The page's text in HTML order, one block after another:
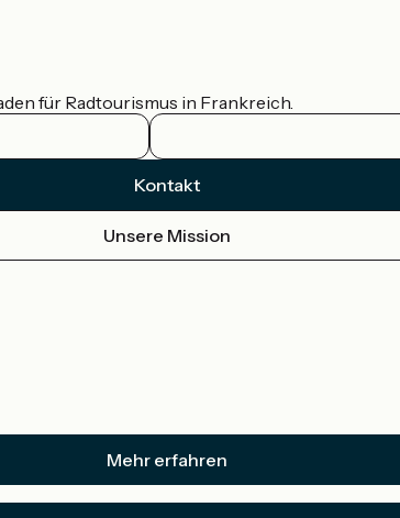
für Radtourismus in Frankreich.
Kontakt
Unsere Mission
Mehr erfahren